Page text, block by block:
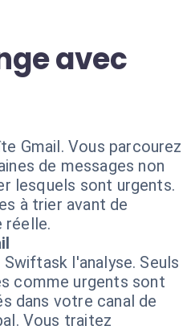
avec
Gmail. Vous parcourez
de messages non
lesquels sont urgents.
à trier avant de
réelle.
l'analyse. Seuls
comme urgents sont
dans votre canal de
Vous traitez